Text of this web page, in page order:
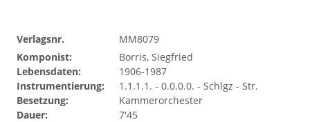
Verlagsnr.
MM8079
Komponist:
Borris, Siegfried
Lebensdaten:
1906-1987
Instrumentierung:
1.1.1.1. - 0.0.0.0. - Schlgz - Str.
Besetzung:
Kammerorchester
Dauer:
7'45